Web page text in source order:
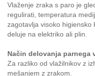
Vlaženje zraka s paro je
regulirati, temperatura
zagotavlja visoko higiensko
deluje na elektriko ali plin.
Način delovanja parnega
Za razliko od vlažilnikov z
mešanjem z zrakom.